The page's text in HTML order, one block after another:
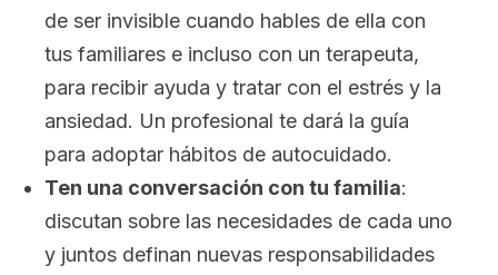
de ser invisible cuando hables de ella con
tus familiares e incluso con un terapeuta,
para recibir ayuda y tratar con el estrés y la
ansiedad. Un profesional te dará la guía
para adoptar hábitos de autocuidado.
Ten una conversación con tu familia:
discutan sobre las necesidades de cada uno
y juntos definan nuevas responsabilidades